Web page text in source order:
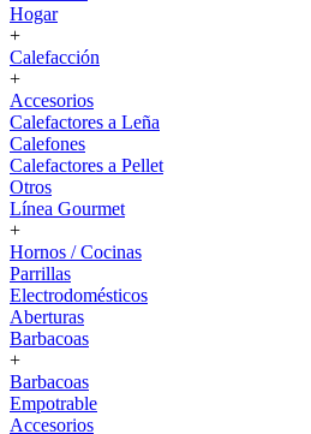
Hogar
+
Calefacción
+
Accesorios
Calefactores a Leña
Calefones
Calefactores a Pellet
Otros
Línea Gourmet
+
Hornos / Cocinas
Parrillas
Electrodomésticos
Aberturas
Barbacoas
+
Barbacoas
Empotrable
Accesorios